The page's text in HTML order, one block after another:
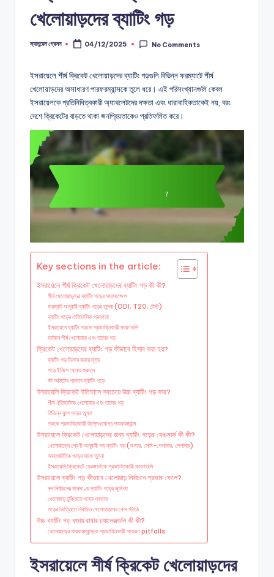
খেলোয়াড়দের ব্যাটিং গড়
Posted
স্যামুয়েল গ্রেসন 04/12/2025 No Comments
ইসরায়েলে শীর্ষ ক্রিকেট খেলোয়াড়দের ব্যাটিং গড়গুলি বিভিন্ন ফরম্যাটে শীর্ষ
খেলোয়াড়দের অসাধারণ পারফরম্যান্সকে তুলে ধরে। এই পরিসংখ্যানগুলি কেবল
ইসরায়েলকে প্রতিনিধিত্বকারী অ্যাথলেটদের দক্ষতা এবং ধারাবাহিকতাকেই নয়, বরং
দেশে ক্রিকেটের বাড়তে থাকা জনপ্রিয়তাকেও প্রতিফলিত করে।
Key sections in the article:
ইসরায়েলে শীর্ষ ক্রিকেট খেলোয়াড়দের ব্যাটিং গড় কী কী?
শীর্ষ খেলোয়াড়দের ব্যাটিং গড়ের সারসংক্ষেপ
ফরম্যাট অনুযায়ী ব্যাটিং গড়ের তুলনা (ODI, T20, টেস্ট)
ব্যাটিং গড়ের ঐতিহাসিক প্রবণতা
ইসরায়েলে ব্যাটিং গড়কে প্রভাবিতকারী কারণগুলি
বর্তমান শীর্ষ খেলোয়াড় এবং তাদের গড়
ক্রিকেট খেলোয়াড়দের ব্যাটিং গড় কীভাবে হিসাব করা হয়?
ব্যাটিং গড় হিসাব করার সূত্র
গড়ে ইনিংস খেলার গুরুত্ব
নট আউটের প্রভাব ব্যাটিং গড়ে
ইসরায়েলি ক্রিকেট ইতিহাসে সবচেয়ে উচ্চ ব্যাটিং গড় কার?
শীর্ষ ঐতিহাসিক খেলোয়াড় এবং তাদের গড়
বিভিন্ন যুগে গড়ের তুলনা
গড়কে প্রভাবিতকারী উল্লেখযোগ্য পারফরম্যান্স
ইসরায়েলে ক্রিকেট খেলোয়াড়দের জন্য ব্যাটিং গড়ের বেঞ্চমার্ক কী কী?
খেলোয়াড়ের শ্রেণী অনুযায়ী গড় ব্যাটিং গড় (অমার, সেমি-পেশাদার, পেশাদার)
আন্তর্জাতিক গড়ের সাথে তুলনা
ইসরায়েলি ক্রিকেটে বেঞ্চমার্ককে প্রভাবিতকারী কারণগুলি
ইসরায়েলে ব্যাটিং গড় কীভাবে খেলোয়াড় নির্বাচনে প্রভাব ফেলে?
দল নির্বাচনের মানদণ্ডে ব্যাটিং গড়ের ভূমিকা
খেলোয়াড় চুক্তিতে গড়ের প্রভাব
গড়ের ভিত্তিতে নির্বাচিত খেলোয়াড়দের কেস স্টাডি
উচ্চ ব্যাটিং গড় বজায় রাখার চ্যালেঞ্জগুলি কী কী?
খেলোয়াড়ের পারফরম্যান্সকে প্রভাবিতকারী সাধারণ pitfalls
ইসরায়েলে শীর্ষ ক্রিকেট খেলোয়াড়দের